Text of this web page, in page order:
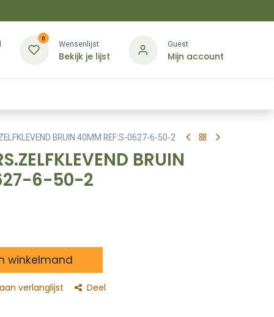
0
Wensenlijst
Bekijk je lijst
Guest
Mijn account
BRUIN 40MM REF:S-0627-6-50-2
BRUIN
6-50-2
winkelmand
verlanglijst Deel